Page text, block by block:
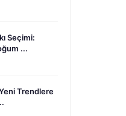
Seçimi:
...
Trendlere